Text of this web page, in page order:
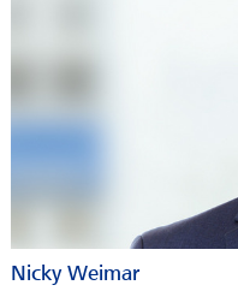
Nicky Weimar